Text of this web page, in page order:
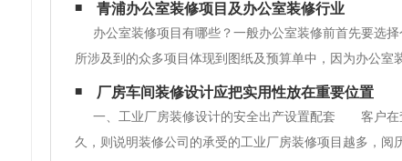
青浦办公室装修项目及​办公室装修行业
办公室装修项目有哪些？一般办公室装修前首先要选
所涉及到的众多项目体现到图纸及预算单中，因为办公室
不同的办公室装修项目往往在办公室装修中起着决定性
要做隔断，如果隔断要到顶部的时候，
厂房车间装修设计应把实用性放在重要位置
一、工业厂房装修设计的安全出产设置配套 客户在
久，则说明装修公司的承受的工业厂房装修项目越多，阅